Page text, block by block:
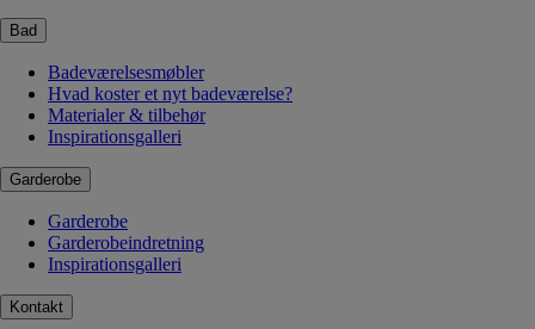
Bad
Badeværelsesmøbler
Hvad koster et nyt badeværelse?
Materialer & tilbehør
Inspirationsgalleri
Garderobe
Garderobe
Garderobeindretning
Inspirationsgalleri
Kontakt